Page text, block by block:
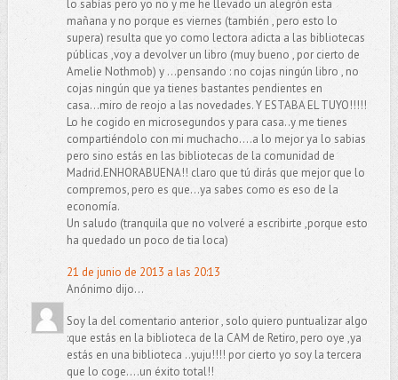
lo sabías pero yo no y me he llevado un alegrón esta
mañana y no porque es viernes (también , pero esto lo
supera) resulta que yo como lectora adicta a las bibliotecas
públicas ,voy a devolver un libro (muy bueno , por cierto de
Amelie Nothmob) y ...pensando : no cojas ningún libro , no
cojas ningún que ya tienes bastantes pendientes en
casa...miro de reojo a las novedades. Y ESTABA EL TUYO!!!!!
Lo he cogido en microsegundos y para casa..y me tienes
compartiéndolo con mi muchacho....a lo mejor ya lo sabias
pero sino estás en las bibliotecas de la comunidad de
Madrid.ENHORABUENA!! claro que tú dirás que mejor que lo
compremos, pero es que...ya sabes como es eso de la
economía.
Un saludo (tranquila que no volveré a escribirte ,porque esto
ha quedado un poco de tia loca)
21 de junio de 2013 a las 20:13
Anónimo dijo...
Soy la del comentario anterior , solo quiero puntualizar algo
:que estás en la biblioteca de la CAM de Retiro, pero oye ,ya
estás en una biblioteca ..yuju!!!! por cierto yo soy la tercera
que lo coge....un éxito total!!